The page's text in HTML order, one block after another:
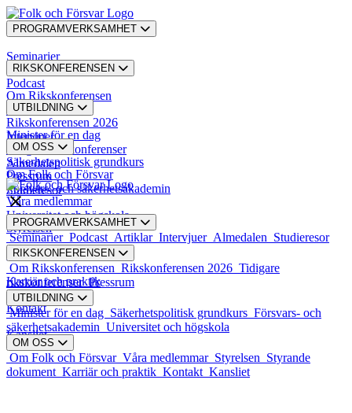
PROGRAMVERKSAMHET
Seminarier
Podcast
Artiklar
Intervjuer
Almedalen
Studieresor
RIKSKONFERENSEN
Om Rikskonferensen
Rikskonferensen 2026
Tidigare rikskonferenser
Pressrum
UTBILDNING
Minister för en dag
Säkerhetspolitisk grundkurs
Försvars- och säkerhetsakademin
Universitet och högskola
OM OSS
Om Folk och Försvar
Våra medlemmar
Styrelsen
Styrande dokument
Karriär och praktik
Kontakt
Kansliet
PROGRAMVERKSAMHET
Seminarier Podcast Artiklar Intervjuer Almedalen Studieresor
RIKSKONFERENSEN
Om Rikskonferensen Rikskonferensen 2026 Tidigare
rikskonferenserPressrum
UTBILDNING
Minister för en dag Säkerhetspolitisk grundkurs Försvars- och
säkerhetsakademin Universitet och högskola
OM OSS
Om Folk och Försvar Våra medlemmar Styrelsen Styrande
dokument Karriär och praktik Kontakt Kansliet